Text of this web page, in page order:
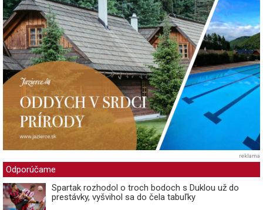
reklama
Odporúčame
Spartak rozhodol o troch bodoch s Duklou už do
prestávky, vyšvihol sa do čela tabuľky